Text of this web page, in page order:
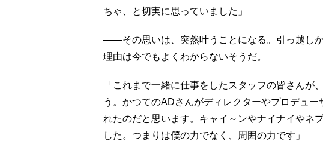
ちゃ、と切実に思っていました」
――その思いは、突然叶うことになる。引っ越し
理由は今でもよくわからないそうだ。
「これまで一緒に仕事をしたスタッフの皆さんが
う。かつてのADさんがディレクターやプロデュー
れたのだと思います。キャイ～ンやナイナイやネ
した。つまりは僕の力でなく、周囲の力です」